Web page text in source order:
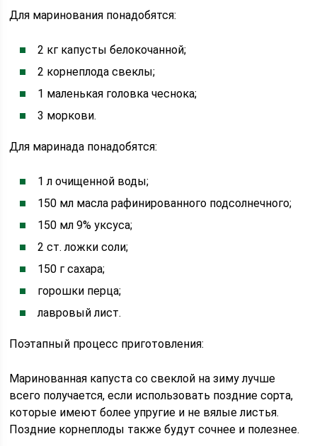
Для маринования понадобятся:
2 кг капусты белокочанной;
2 корнеплода свеклы;
1 маленькая головка чеснока;
3 моркови.
Для маринада понадобятся:
1 л очищенной воды;
150 мл масла рафинированного подсолнечного;
150 мл 9% уксуса;
2 ст. ложки соли;
150 г сахара;
горошки перца;
лавровый лист.
Поэтапный процесс приготовления:
Маринованная капуста со свеклой на зиму лучше
всего получается, если использовать поздние сорта,
которые имеют более упругие и не вялые листья.
Поздние корнеплоды также будут сочнее и полезнее.